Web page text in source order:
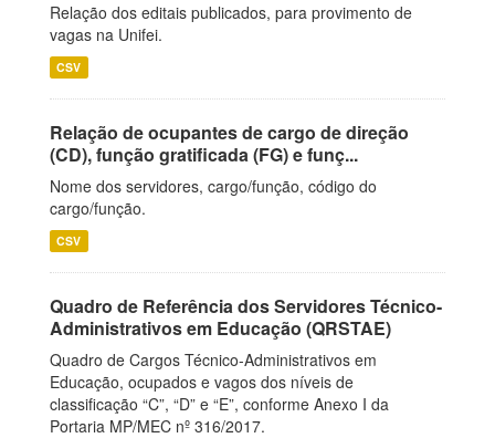
Relação dos editais publicados, para provimento de
vagas na Unifei.
CSV
Relação de ocupantes de cargo de direção
(CD), função gratificada (FG) e funç...
Nome dos servidores, cargo/função, código do
cargo/função.
CSV
Quadro de Referência dos Servidores Técnico-
Administrativos em Educação (QRSTAE)
Quadro de Cargos Técnico-Administrativos em
Educação, ocupados e vagos dos níveis de
classificação “C”, “D” e “E”, conforme Anexo I da
Portaria MP/MEC nº 316/2017.